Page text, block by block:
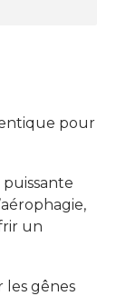
pour
un
les gênes